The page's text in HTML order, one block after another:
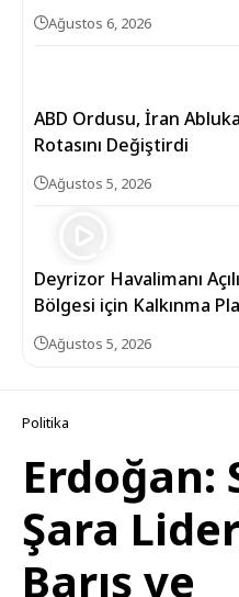
Ağustos 6, 2026
ABD Ordusu, İran
Rotasını Değiştirdi
Ağustos 5, 2026
Deyrizor Havalimanı
Bölgesi için Kalkınma
Ağustos 5, 2026
Politika
Erdoğan:
Şara
Barış ve